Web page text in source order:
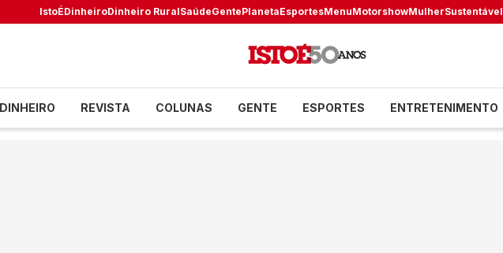
IstoÉDinheiroDinheiro RuralSaúdeGentePlanetaEsportesMenuMotorshowMulherSustentável
DINHEIRO REVISTA COLUNAS GENTE ESPORTES ENTRETENIMENTO